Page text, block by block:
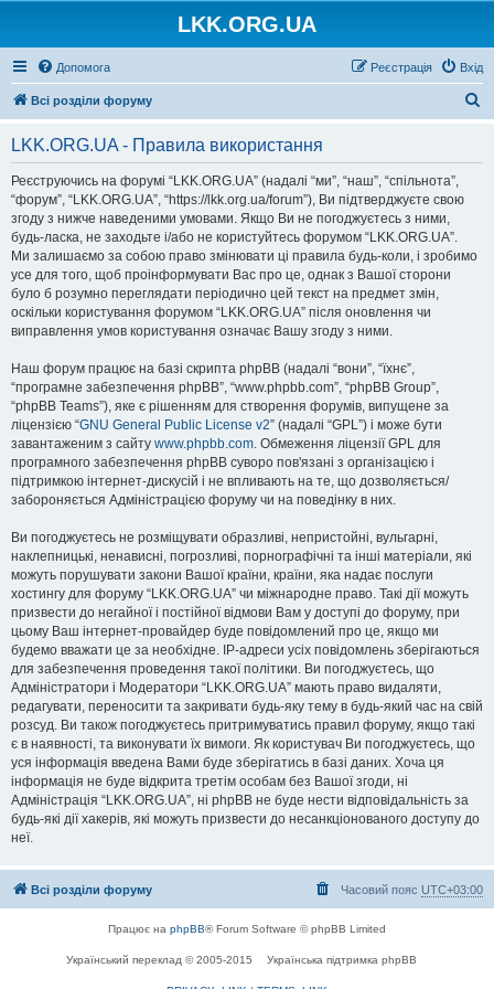
LKK.ORG.UA
Допомога Вхід
Реєстрація
Всі розділи форуму
LKK.ORG.UA - Правила використання
Реєструючись на форумі “LKK.ORG.UA” (надалі “ми”, “наш”, “спільнота”,
“форум”, “LKK.ORG.UA”, “https://lkk.org.ua/forum”), Ви підтверджуєте свою
згоду з нижче наведеними умовами. Якщо Ви не погоджуєтесь з ними,
будь-ласка, не заходьте і/або не користуйтесь форумом “LKK.ORG.UA”.
Ми залишаємо за собою право змінювати ці правила будь-коли, і зробимо
усе для того, щоб проінформувати Вас про це, однак з Вашої сторони
було б розумно переглядати періодично цей текст на предмет змін,
оскільки користування форумом “LKK.ORG.UA” після оновлення чи
виправлення умов користування означає Вашу згоду з ними.
Наш форум працює на базі скрипта phpBB (надалі “вони”, “їхнє”,
“програмне забезпечення phpBB”, “www.phpbb.com”, “phpBB Group”,
“phpBB Teams”), яке є рішенням для створення форумів, випущене за
ліцензією “GNU General Public License v2” (надалі “GPL”) і може бути
завантаженим з сайту www.phpbb.com. Обмеження ліцензії GPL для
програмного забезпечення phpBB суворо пов'язані з організацією і
підтримкою інтернет-дискусій і не впливають на те, що дозволяється/
забороняється Адміністрацією форуму чи на поведінку в них.
Ви погоджуєтесь не розміщувати образливі, непристойні, вульгарні,
наклепницькі, ненависні, погрозливі, порнографічні та інші матеріали, які
можуть порушувати закони Вашої країни, країни, яка надає послуги
хостингу для форуму “LKK.ORG.UA” чи міжнародне право. Такі дії можуть
призвести до негайної і постійної відмови Вам у доступі до форуму, при
цьому Ваш інтернет-провайдер буде повідомлений про це, якщо ми
будемо вважати це за необхідне. IP-адреси усіх повідомлень зберігаються
для забезпечення проведення такої політики. Ви погоджуєтесь, що
Адміністратори і Модератори “LKK.ORG.UA” мають право видаляти,
редагувати, переносити та закривати будь-яку тему в будь-який час на свій
розсуд. Ви також погоджуєтесь притримуватись правил форуму, якщо такі
є в наявності, та виконувати їх вимоги. Як користувач Ви погоджуєтесь, що
уся інформація введена Вами буде зберігатись в базі даних. Хоча ця
інформація не буде відкрита третім особам без Вашої згоди, ні
Адміністрація “LKK.ORG.UA”, ні phpBB не буде нести відповідальність за
будь-які дії хакерів, які можуть призвести до несанкціонованого доступу до
неї.
Всі розділи форуму Часовий пояс UTC+03:00
Працює на phpBB® Forum Software © phpBB Limited
Український переклад © 2005-2015 Українська підтримка phpBB